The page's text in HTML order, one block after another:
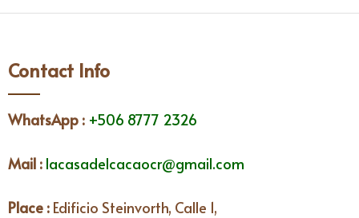
Contact Info
WhatsApp : +506 8777 2326
Mail : lacasadelcacaocr@gmail.com
Place : Edificio Steinvorth, Calle 1,